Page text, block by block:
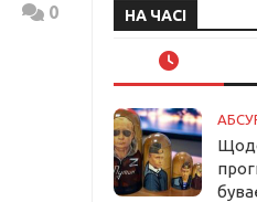
0 НА ЧАСІ